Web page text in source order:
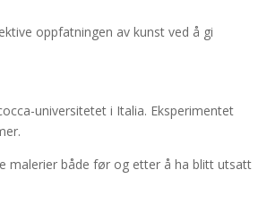
oppfatningen av kunst ved å gi
universitetet i Italia. Eksperimentet
malerier både før og etter å ha blitt utsatt